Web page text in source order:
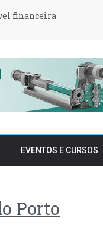
financeira
verde da Repsol e
têxteis na UE
em produtores de
construção e
SDR após o período
EVENTOS E CURSOS
Porto